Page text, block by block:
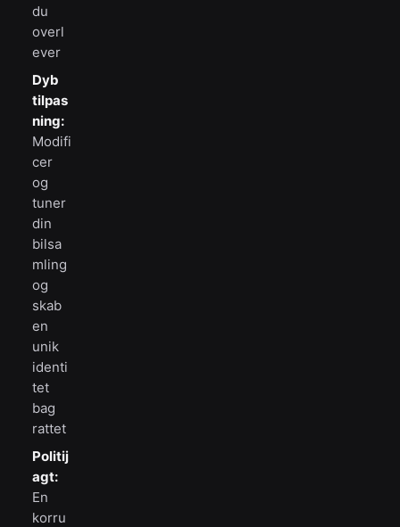
du
overl
ever
Dyb
tilpas
ning:
Modifi
cer
og
tuner
din
bilsa
mling
og
skab
en
unik
identi
tet
bag
rattet
Politij
agt:
En
korru